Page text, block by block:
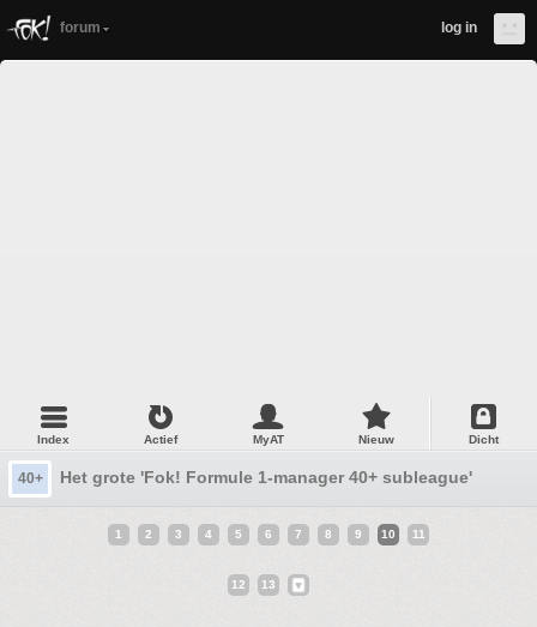
forum log in
Index Actief MyAT Nieuw Dicht
40+ Het grote 'Fok! Formule 1-manager 40+ subleague' topic
1 2 3 4 5 6 7 8 9 10 11
12 13